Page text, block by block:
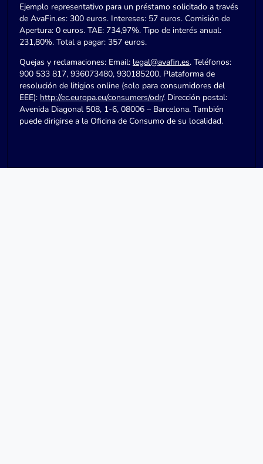
Ejemplo representativo para un préstamo solicitado a través
de AvaFin.es: 300 euros. Intereses: 57 euros. Comisión de
Apertura: 0 euros. TAE: 734,97%. Tipo de interés anual:
231,80%. Total a pagar: 357 euros.
Quejas y reclamaciones: Email: legal@avafin.es. Teléfonos:
900 533 817, 936073480, 930185200, Plataforma de
resolución de litigios online (solo para consumidores del
EEE): http://ec.europa.eu/consumers/odr/. Dirección postal:
Avenida Diagonal 508, 1-6, 08006 – Barcelona. También
puede dirigirse a la Oficina de Consumo de su localidad.